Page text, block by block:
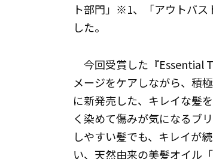
ト部門」※1、「アウトバ
した。
今回受賞した『Essential
メージをケアしながら、積
に新発売した、キレイな髪
く染めて傷みが気になるブ
しやすい髪でも、キレイが
い、天然由来の美髪オイル